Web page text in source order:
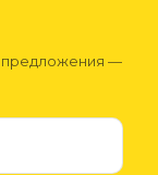
предложения —